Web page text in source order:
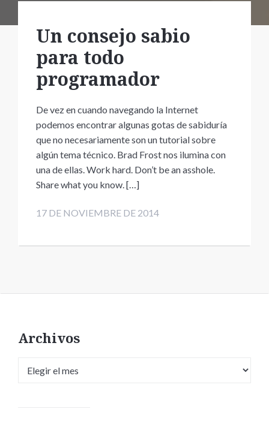
Un consejo sabio
para todo
programador
De vez en cuando navegando la Internet
podemos encontrar algunas gotas de sabiduría
que no necesariamente son un tutorial sobre
algún tema técnico. Brad Frost nos ilumina con
una de ellas. Work hard. Don’t be an asshole.
Share what you know. […]
17 DE NOVIEMBRE DE 2014
Archivos